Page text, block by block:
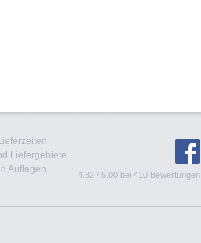
Liefergebiete
Auflagen
4.82 / 5.00 bei 410 Bewertungen